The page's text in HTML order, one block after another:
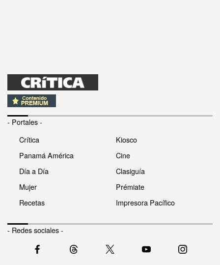
- Portales -
Crítica
Panamá América
Día a Día
Mujer
Recetas
Kiosco
Cine
Clasiguía
Prémiate
Impresora Pacífico
- Redes sociales -